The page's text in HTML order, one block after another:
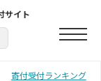
サイト
寄付受付ランキング